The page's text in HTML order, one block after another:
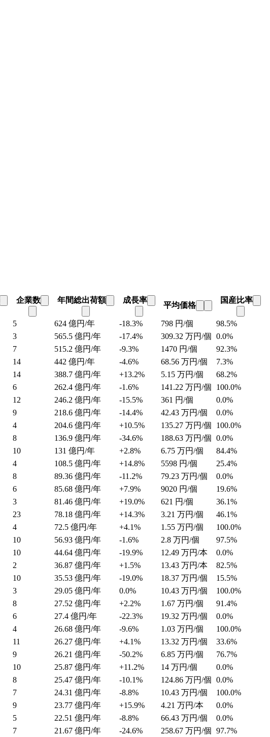
企業数 年間総出荷額 成長率
平均価格
国産比率
5 624 億円/年 -18.3% 798 円/個
98.5%
3 565.5 億円/年 -17.4% 309.32 万円/個 0.0%
7 515.2 億円/年 -9.3% 1470 円/個
92.3%
14 442 億円/年 -4.6% 68.56 万円/個
7.3%
14 388.7 億円/年 +13.2% 5.15 万円/個
68.2%
6 262.4 億円/年 -1.6% 141.22 万円/個
100.0%
12 246.2 億円/年 -15.5% 361 円/個
0.0%
9 218.6 億円/年 -14.4% 42.43 万円/個
0.0%
4 204.6 億円/年 +10.5% 135.27 万円/個
100.0%
8 136.9 億円/年 -34.6% 188.63 万円/個 0.0%
10 131 億円/年 +2.8% 6.75 万円/個
84.4%
4 108.5 億円/年 +14.8% 5598 円/個
25.4%
8 89.36 億円/年 -11.2% 79.23 万円/個
0.0%
6 85.68 億円/年 +7.9% 9020 円/個
19.6%
3 81.46 億円/年 +19.0% 621 円/個
36.1%
23 78.18 億円/年 +14.3% 3.21 万円/個
46.1%
4 72.5 億円/年 +4.1% 1.55 万円/個
100.0%
10 56.93 億円/年 -1.6% 2.8 万円/個
97.5%
10 44.64 億円/年 -19.9% 12.49 万円/本
0.0%
2 36.87 億円/年 +1.5% 13.43 万円/本
82.5%
10 35.53 億円/年 -19.0% 18.37 万円/個
15.5%
3 29.05 億円/年 0.0% 10.43 万円/個
100.0%
8 27.52 億円/年 +2.2% 1.67 万円/個
91.4%
6 27.4 億円/年 -22.3% 19.32 万円/個
0.0%
4 26.68 億円/年 -9.6% 1.03 万円/個
100.0%
11 26.27 億円/年 +4.1% 13.32 万円/個
33.6%
9 26.21 億円/年 -50.2% 6.85 万円/個
76.7%
10 25.87 億円/年 +11.2% 14 万円/個
0.0%
8 25.47 億円/年 -10.1% 124.86 万円/個 0.0%
7 24.31 億円/年 -8.8% 10.43 万円/個
100.0%
9 23.77 億円/年 +15.9% 4.21 万円/本
0.0%
5 22.51 億円/年 -8.8% 66.43 万円/個
0.0%
7 21.67 億円/年 -24.6% 258.67 万円/個 97.7%